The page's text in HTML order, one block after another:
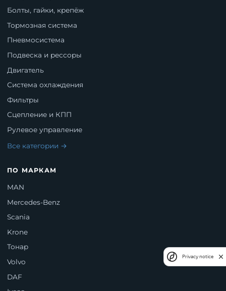
Болты, гайки, крепёж
Тормозная система
Пневмосистема
Подвеска и рессоры
Двигатель
Система охлаждения
Фильтры
Сцепление и КПП
Рулевое управление
Все категории →
ПО МАРКАМ
MAN
Mercedes-Benz
Scania
Krone
Тонар
Volvo
DAF
Privacy notice